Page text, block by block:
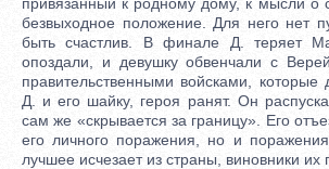
безвыходное положение. Для него нет
быть счастлив. В финале Д. теряет
опоздали, и девушку обвенчали с
правительственными войсками, которые
Д. и его шайку, героя ранят. Он
сам же «скрывается за границу». Его
его личного поражения, но и
лучшее исчезает из страны, виновники их